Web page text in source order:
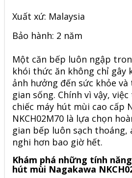
Xuất xứ: Malaysia
Bảo hành: 2 năm
Một căn bếp luôn ngập
khói thức ăn không chỉ gây
ảnh hưởng đến sức khỏe
gian sống. Chính vì vậy,
chiếc máy hút mùi cao cấp
NKCH02M70 là lựa chọn
gian bếp luôn sạch thoáng,
nghi hơn bao giờ hết.
Khám phá những tính
hút mùi Nagakawa